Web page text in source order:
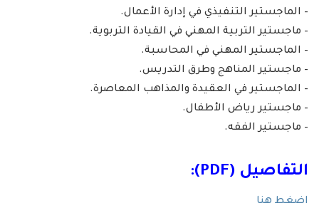
– الماجستير التنفيذي في إدارة الأعمال.
– ماجستير التربية المهني في القيادة التربوية.
– الماجستير المهني في المحاسبة.
– ماجستير المناهج وطرق التدريس.
– الماجستير في العقيدة والمذاهب المعاصرة.
– ماجستير رياض الأطفال.
– ماجستير الفقه.
التفاصيل (PDF):
اضغط هنا